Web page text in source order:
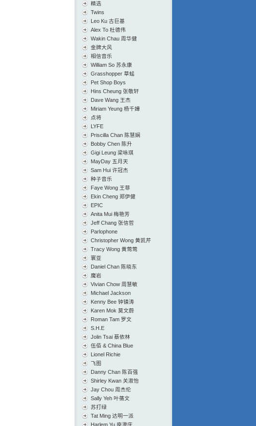
精选
Twins
Leo Ku 古巨基
Alex To 杜德伟
Wakin Chau 周华健
金牌大风
相信音乐
William So 苏永康
Grasshopper 草蜢
Pet Shop Boys
Hins Cheung 张敬轩
Dave Wang 王杰
Miriam Yeung 杨千嬅
点将
LYFE
Priscilla Chan 陈慧娴
Bobby Chen 陈升
Gigi Leung 梁咏琪
MayDay 五月天
Sam Hui 许冠杰
种子音乐
Faye Wong 王菲
Ekin Cheng 郑伊健
EPIC
Anita Mui 梅艳芳
Jeff Chang 张信哲
Parlophone
Christopher Wong 黄凯芹
Tracy Wong 黄莺莺
寰亚
Daniel Chan 陈晓东
魔岩
Vivian Chow 周慧敏
Michael Jackson
Kenny Bee 钟镇涛
Karen Mok 莫文蔚
Roman Tam 罗文
S.H.E
Jolin Tsai 蔡依林
伍佰 & China Blue
Lionel Richie
飞图
Danny Chan 陈百强
Shirley Kwan 关淑怡
Jay Chou 周杰伦
Sally Yeh 叶蒨文
苏打绿
Tat Ming 达明一派
Harlem Yu 庾澄庆